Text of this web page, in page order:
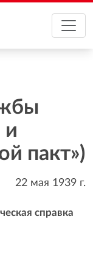
и
пакт»)
22 мая 1939 г.
справка